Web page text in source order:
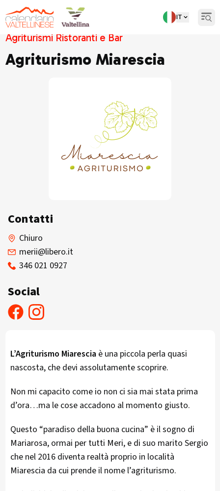
IT
Agriturismi Ristoranti e Bar
Agriturismo Miarescia
Contatti
Chiuro
merii@libero.it
346 021 0927
Social
L’Agriturismo Miarescia è una piccola perla quasi
nascosta, che devi assolutamente scoprire.
Non mi capacito come io non ci sia mai stata prima
d’ora…ma le cose accadono al momento giusto.
Questo “paradiso della buona cucina” è il sogno di
Mariarosa, ormai per tutti Meri, e di suo marito Sergio
che nel 2016 diventa realtà proprio in località
Miarescia da cui prende il nome l’agriturismo.